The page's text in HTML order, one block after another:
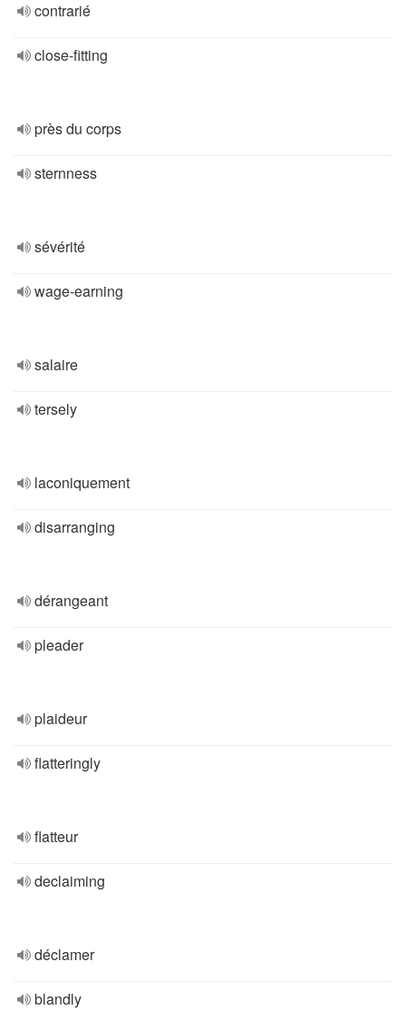
contrarié
close-fitting
près du corps
sternness
sévérité
wage-earning
salaire
tersely
laconiquement
disarranging
dérangeant
pleader
plaideur
flatteringly
flatteur
declaiming
déclamer
blandly